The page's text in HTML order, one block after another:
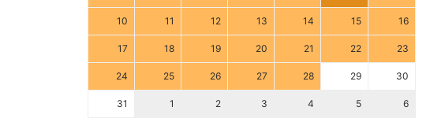
10 11 12 13 14 15 16
17 18 19 20 21 22 23
24 25 26 27 28 29 30
31 1 2 3 4 5 6